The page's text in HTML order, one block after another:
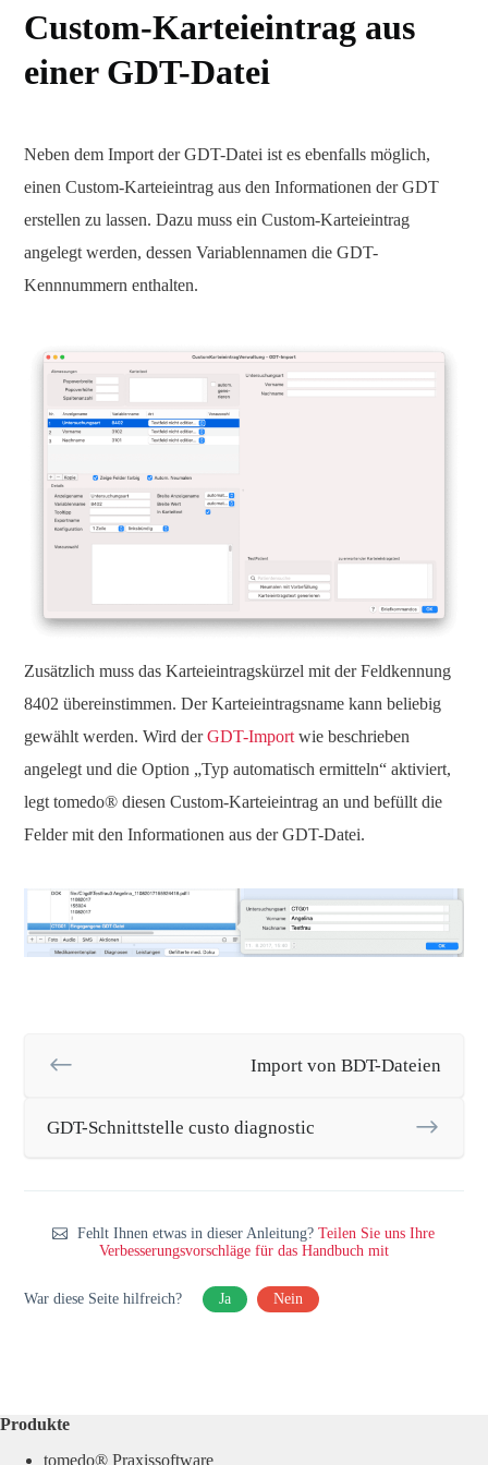
Custom-Karteieintrag aus
einer GDT-Datei
Neben dem Import der GDT-Datei ist es ebenfalls möglich,
einen Custom-Karteieintrag aus den Informationen der GDT
erstellen zu lassen. Dazu muss ein Custom-Karteieintrag
angelegt werden, dessen Variablennamen die GDT-
Kennnummern enthalten.
Zusätzlich muss das Karteieintragskürzel mit der Feldkennung
8402 übereinstimmen. Der Karteieintragsname kann beliebig
gewählt werden. Wird derGDT-Import wie beschrieben
angelegt und die Option „Typ automatisch ermitteln“ aktiviert,
legt tomedo® diesen Custom-Karteieintrag an und befüllt die
Felder mit den Informationen aus der GDT-Datei.
Import von BDT-Dateien
GDT-Schnittstelle custo diagnostic
Fehlt Ihnen etwas in dieser Anleitung?Teilen Sie uns Ihre
Verbesserungsvorschläge für das Handbuch mit
War diese Seite hilfreich? Ja Nein
Produkte
tomedo® Praxissoftware